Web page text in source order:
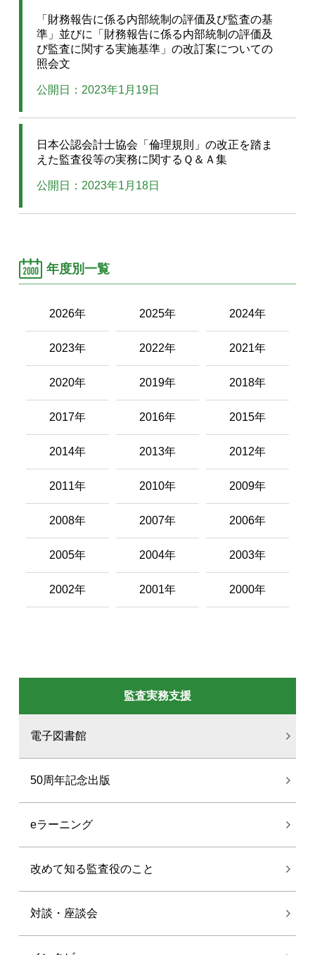
監査実務支援
電子図書館
50周年記念出版
eラーニング
改めて知る監査役のこと
対談・座談会
「財務報告に係る内部統制の評価及び監査の基
準」並びに「財務報告に係る内部統制の評価及
び監査に関する実施基準」の改訂案についての
照会文
公開日：2023年1月19日
日本公認会計士協会「倫理規則」の改正を踏ま
えた監査役等の実務に関するＱ＆Ａ集
公開日：2023年1月18日
年度別一覧
2026年 2025年 2024年
2023年 2022年 2021年
2020年 2019年 2018年
2017年 2016年 2015年
2014年 2013年 2012年
2011年 2010年 2009年
2008年 2007年 2006年
2005年 2004年 2003年
2002年 2001年 2000年